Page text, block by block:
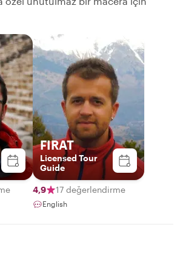
FIRAT
Licensed Tour
Guide
4,9 17 değerlendirme
English